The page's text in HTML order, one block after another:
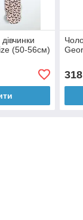
(50-56см)
318